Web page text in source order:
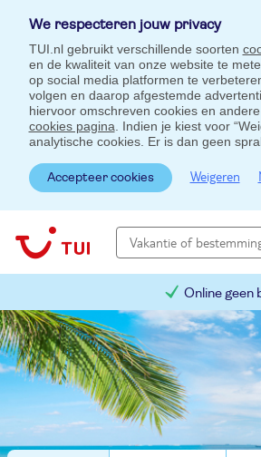
We respecteren jouw privacy
TUI.nl gebruikt verschillende soorten
en de kwaliteit van onze website te
op social media platformen te
volgen en daarop afgestemde
hiervoor omschreven cookies en
cookies pagina . Indien je kiest voor
analytische cookies. Er is dan geen
Accepteer cookies Weigeren
Online geen